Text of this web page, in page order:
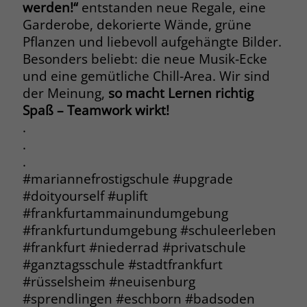
werden!“entstanden neue Regale, eine
Garderobe, dekorierte Wände, grüne
Pflanzen und liebevoll aufgehängte Bilder.
Besonders beliebt: die neue Musik‑Ecke
und eine gemütliche Chill‑Area. Wir sind
der Meinung, so macht Lernen richtig
Spaß – Teamwork wirkt!
.
.
.
#mariannefrostigschule #upgrade
#doityourself #uplift
#frankfurtammainundumgebung
#frankfurtundumgebung #schuleerleben
#frankfurt #niederrad #privatschule
#ganztagsschule #stadtfrankfurt
#rüsselsheim #neuisenburg
#sprendlingen #eschborn #badsoden
Name PHPSESSID
Anbieter www.marianne-frostig-schule.de
Laufzeit Session
Name cookie_optin
Anbieter www.marianne-frostig-schule.de
Laufzeit 1 Monat
Zweck
Behält die Zustimmung des Benutzers
zum Cookie Opt-In